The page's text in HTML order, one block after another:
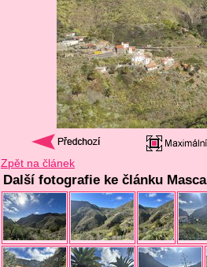
Zpět na článek
Další fotografie ke článku